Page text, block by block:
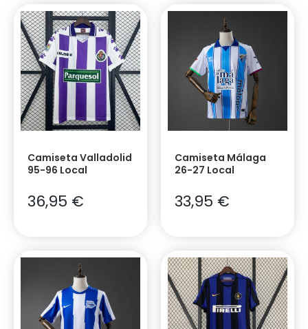
Camiseta Valladolid
95-96 Local
36,95 €
Camiseta Málaga
26-27 Local
33,95 €